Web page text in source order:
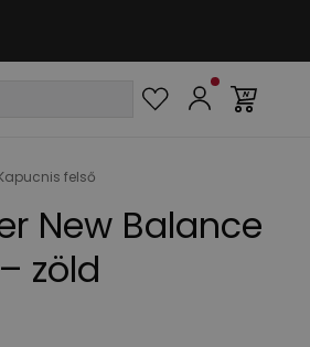
felső
New Balance
zöld